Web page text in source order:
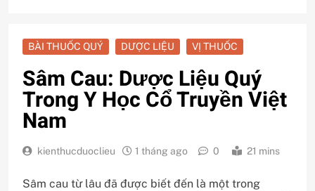
BÀI THUỐC QUÝ DƯỢC LIỆU VỊ THUỐC
Sâm Cau: Dược Liệu Quý
Trong Y Học Cổ Truyền Việt
Nam
kienthucduoclieu 1 tháng ago 0 21 mins
Sâm cau từ lâu đã được biết đến là một trong